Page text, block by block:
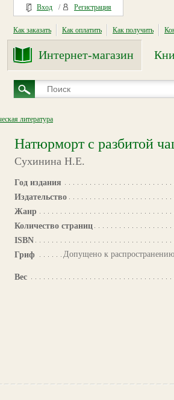
Вход / Регистрация
Как заказать Как оплатить Как получить
Интернет-магазин
литература
Натюрморт с разбитой
Сухинина Н.Е.
Год издания
Издательство
Жанр
Количество страниц
ISBN
Гриф
Допущено к
Вес